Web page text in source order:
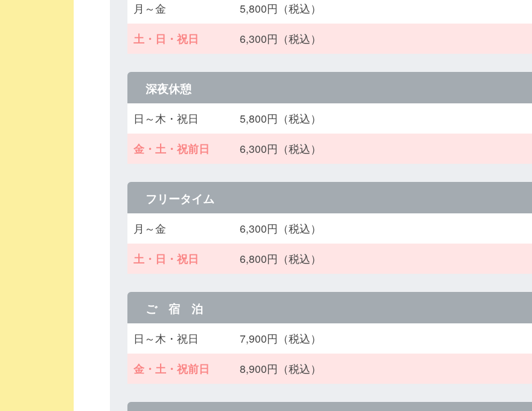
月～金
5,800円（税込）
土・日・祝日
6,300円（税込）
深夜休憩
日～木・祝日
5,800円（税込）
金・土・祝前日
6,300円（税込）
フリータイム
月～金
6,300円（税込）
土・日・祝日
6,800円（税込）
ご 宿 泊
日～木・祝日
7,900円（税込）
金・土・祝前日
8,900円（税込）